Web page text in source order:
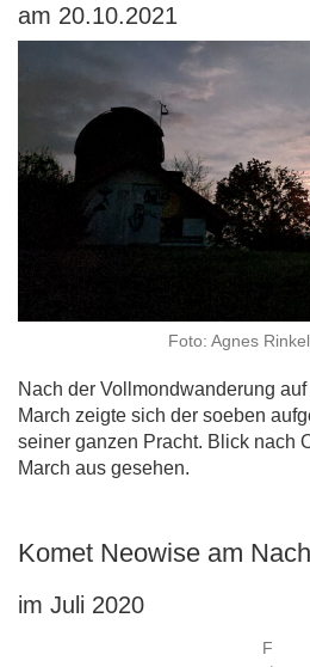
am 20.10.2021
Foto: Agnes
Nach der Vollmondwanderung
March zeigte sich der soeben
seiner ganzen Pracht. Blick nach
March aus gesehen.
Komet Neowise am
im Juli 2020
F